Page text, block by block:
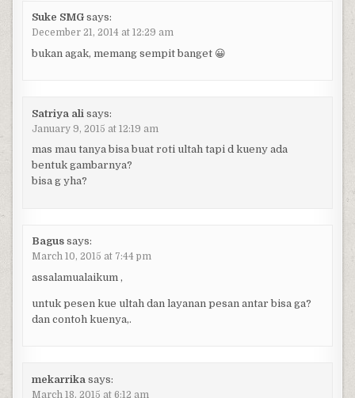
Suke SMG says:
December 21, 2014 at 12:29 am
bukan agak, memang sempit banget 😀
Satriya ali says:
January 9, 2015 at 12:19 am
mas mau tanya bisa buat roti ultah tapi d kueny ada
bentuk gambarnya?
bisa g yha?
Bagus says:
March 10, 2015 at 7:44 pm
assalamualaikum ,
untuk pesen kue ultah dan layanan pesan antar bisa ga?
dan contoh kuenya,.
mekarrika says:
March 18, 2015 at 6:12 am